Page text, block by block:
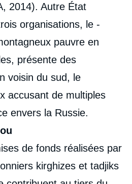
2014). Autre État
organisations, le
pauvre en
présente des
voisin du sud, le
accusant de multiples
envers la Russie.
de fonds réalisées par
kirghizes et tadjiks